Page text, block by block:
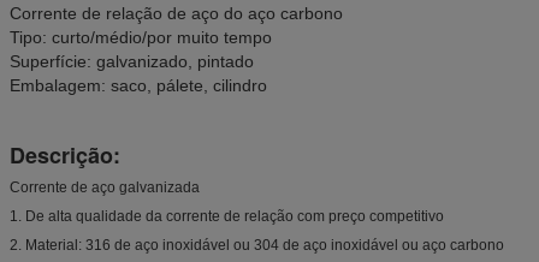
Corrente de relação de aço do aço carbono
Tipo: curto/médio/por muito tempo
Superfície: galvanizado, pintado
Embalagem: saco, pálete, cilindro
Descrição:
Corrente de aço galvanizada
1. De alta qualidade da corrente de relação com preço competitivo
2. Material: 316 de aço inoxidável ou 304 de aço inoxidável ou aço carbono